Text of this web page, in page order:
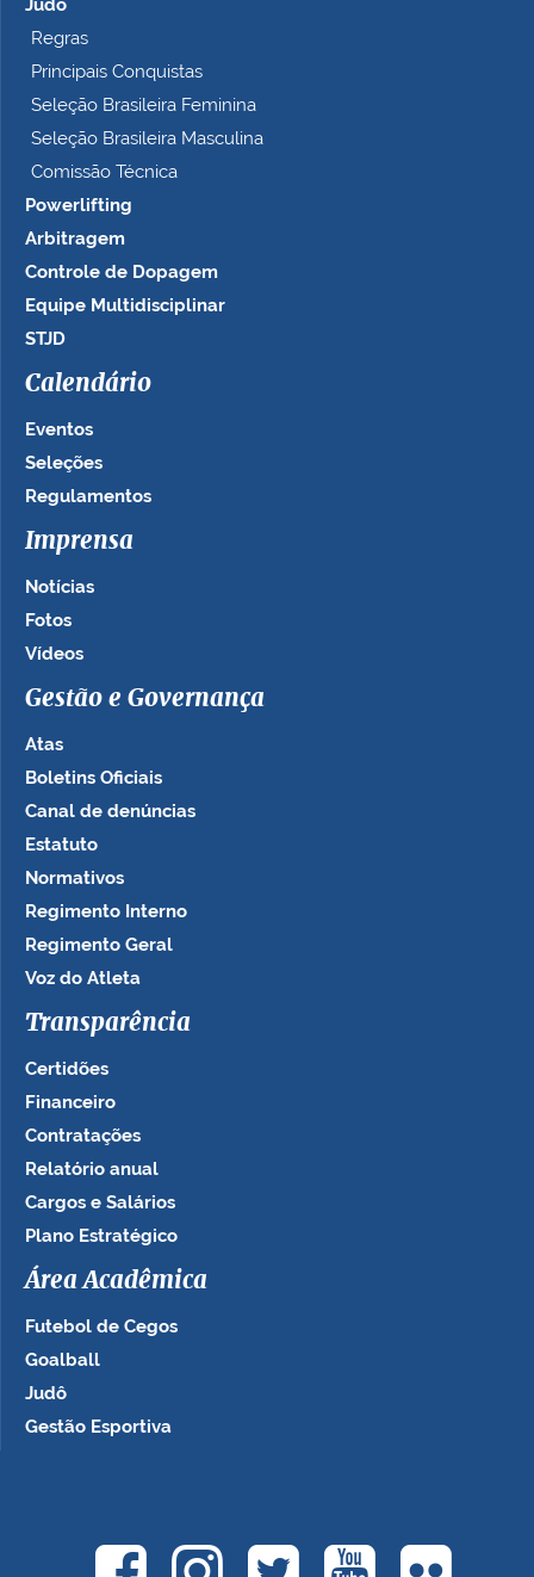
Judô
Regras
Principais Conquistas
Seleção Brasileira Feminina
Seleção Brasileira Masculina
Comissão Técnica
Powerlifting
Arbitragem
Controle de Dopagem
Equipe Multidisciplinar
STJD
Calendário
Eventos
Seleções
Regulamentos
Imprensa
Notícias
Fotos
Vídeos
Gestão e Governança
Atas
Boletins Oficiais
Canal de denúncias
Estatuto
Normativos
Regimento Interno
Regimento Geral
Voz do Atleta
Transparência
Certidões
Financeiro
Contratações
Relatório anual
Cargos e Salários
Plano Estratégico
Área Acadêmica
Futebol de Cegos
Goalball
Judô
Gestão Esportiva